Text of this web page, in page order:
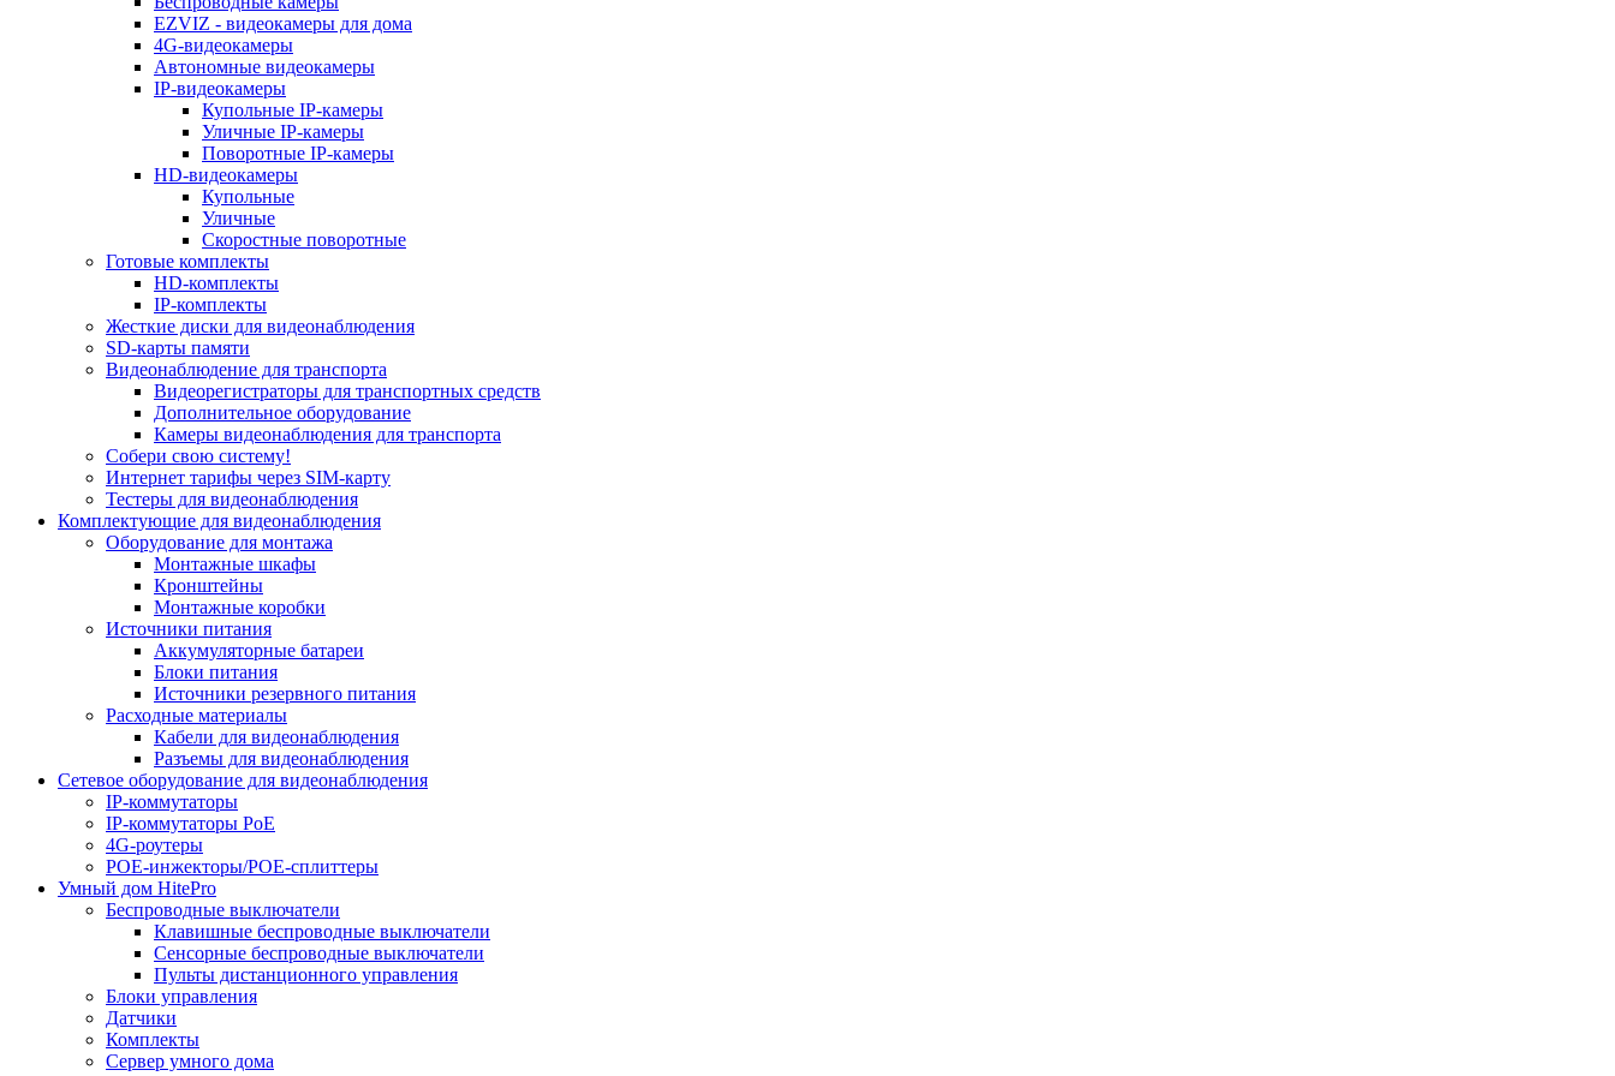
EZVIZ - видеокамеры для дома
4G-видеокамеры
Автономные видеокамеры
IP-видеокамеры
Купольные IP-камеры
Уличные IP-камеры
Поворотные IP-камеры
HD-видеокамеры
Купольные
Уличные
Скоростные поворотные
Готовые комплекты
HD-комплекты
IP-комплекты
Жесткие диски для видеонаблюдения
SD-карты памяти
Видеонаблюдение для транспорта
Видеорегистраторы для транспортных средств
Дополнительное оборудование
Камеры видеонаблюдения для транспорта
Собери свою систему!
Интернет тарифы через SIM-карту
Тестеры для видеонаблюдения
Комплектующие для видеонаблюдения
Оборудование для монтажа
Монтажные шкафы
Кронштейны
Монтажные коробки
Источники питания
Аккумуляторные батареи
Блоки питания
Источники резервного питания
Расходные материалы
Кабели для видеонаблюдения
Разъемы для видеонаблюдения
Сетевое оборудование для видеонаблюдения
IP-коммутаторы
IP-коммутаторы РоЕ
4G-роутеры
POE-инжекторы/POE-сплиттеры
Умный дом HitePro
Беспроводные выключатели
Клавишные беспроводные выключатели
Сенсорные беспроводные выключатели
Пульты дистанционного управления
Блоки управления
Датчики
Комплекты
Сервер умного дома